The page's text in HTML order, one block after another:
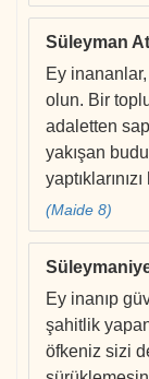
Süleyman
Ey
olun. Bir
adaletten
yakışan
(Maide 8)
Ey inanıp
şahitlik
öfkeniz sizi